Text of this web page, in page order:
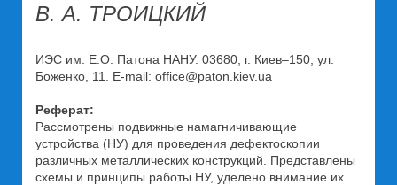
В. А. ТРОИЦКИЙ
ИЭС им. Е.О. Патона НАНУ. 03680, г. Киев–150, ул.
Боженко, 11. E-mail: office@paton.kiev.ua
Реферат:
Рассмотрены подвижные намагничивающие
устройства (НУ) для проведения дефектоскопии
различных металлических конструкций. Представлены
схемы и принципы работы НУ, уделено внимание их